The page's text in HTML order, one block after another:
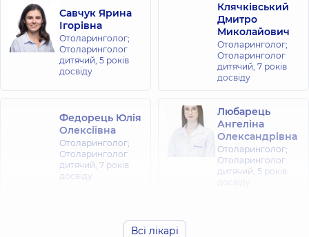
Савчук Ярина
Ігорівна
Отоларинголог;
Отоларинголог
дитячий, 5 років
досвіду
Клячківський
Дмитро
Миколайович
Отоларинголог;
Отоларинголог
дитячий, 7 років
досвіду
Федорець Юлія
Олексіївна
Отоларинголог;
Отоларинголог
дитячий, 7 років
досвіду
Любарець
Ангеліна
Олександрівна
Отоларинголог;
Отоларинголог
дитячий, 5 років
досвіду
Всі лікарі